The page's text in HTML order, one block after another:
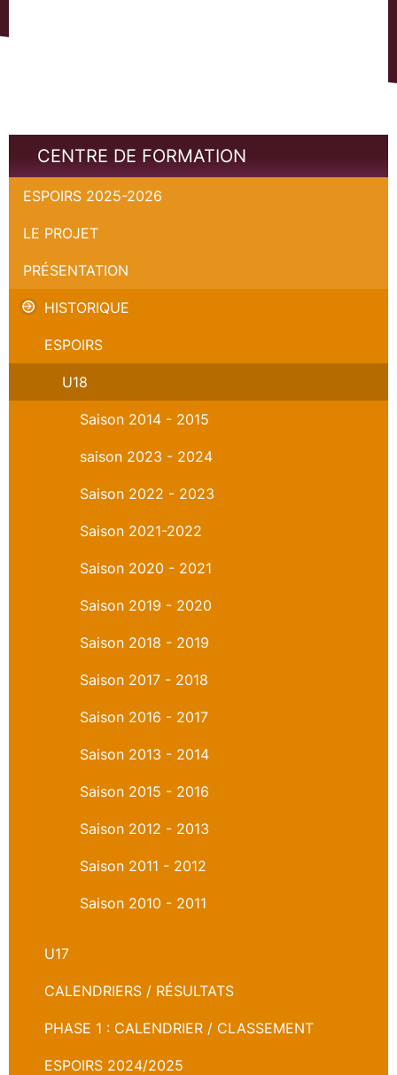
CENTRE DE FORMATION
ESPOIRS 2025-2026
LE PROJET
PRÉSENTATION
HISTORIQUE
ESPOIRS
U18
Saison 2014 - 2015
saison 2023 - 2024
Saison 2022 - 2023
Saison 2021-2022
Saison 2020 - 2021
Saison 2019 - 2020
Saison 2018 - 2019
Saison 2017 - 2018
Saison 2016 - 2017
Saison 2013 - 2014
Saison 2015 - 2016
Saison 2012 - 2013
Saison 2011 - 2012
Saison 2010 - 2011
U17
CALENDRIERS / RÉSULTATS
PHASE 1 : CALENDRIER / CLASSEMENT
ESPOIRS 2024/2025